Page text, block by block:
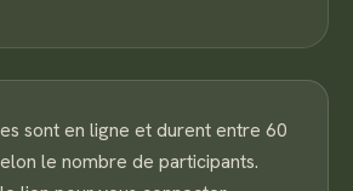
sont en ligne et durent entre 60
le nombre de participants.